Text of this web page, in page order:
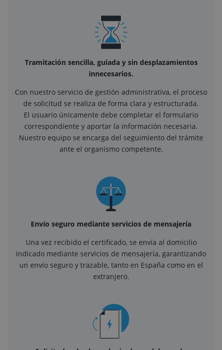
Tramitación sencilla, guiada y sin desplazamientos
innecesarios.
Con nuestro servicio de gestión administrativa, el proceso
de solicitud se realiza de forma clara y estructurada.
El usuario únicamente debe completar el formulario
correspondiente y aportar la información necesaria.
Nuestro equipo se encarga del seguimiento del trámite
ante el organismo competente.
Envío seguro mediante servicios de mensajería
Una vez recibido el certificado, se envía al domicilio
indicado mediante servicios de mensajería, garantizando
un envío seguro y trazable, tanto en España como en el
extranjero.